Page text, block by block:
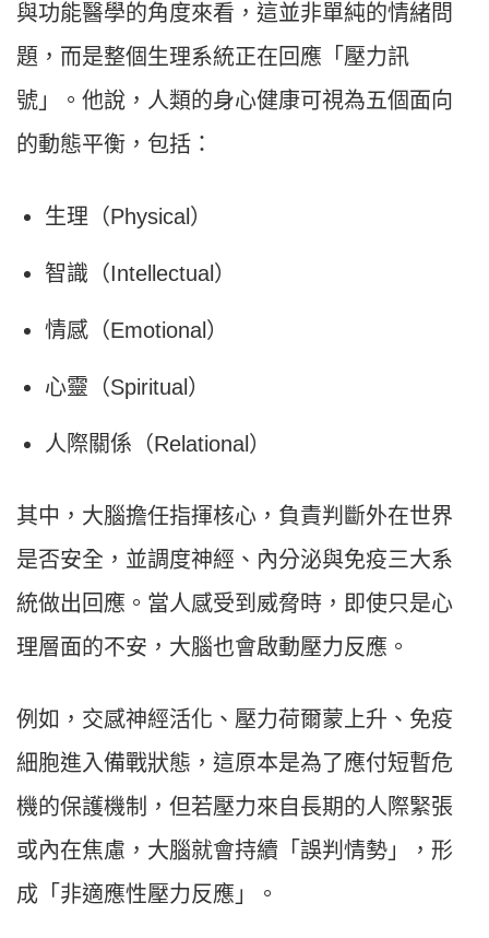
與功能醫學的角度來看，這並非單純的情緒問
題，而是整個生理系統正在回應「壓力訊
號」。他說，人類的身心健康可視為五個面向
的動態平衡，包括：
生理（Physical）
智識（Intellectual）
情感（Emotional）
心靈（Spiritual）
人際關係（Relational）
其中，大腦擔任指揮核心，負責判斷外在世界
是否安全，並調度神經、內分泌與免疫三大系
統做出回應。當人感受到威脅時，即使只是心
理層面的不安，大腦也會啟動壓力反應。
例如，交感神經活化、壓力荷爾蒙上升、免疫
細胞進入備戰狀態，這原本是為了應付短暫危
機的保護機制，但若壓力來自長期的人際緊張
或內在焦慮，大腦就會持續「誤判情勢」，形
成「非適應性壓力反應」。